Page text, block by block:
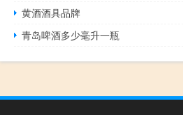
黄酒酒具品牌
青岛啤酒多少毫升一瓶